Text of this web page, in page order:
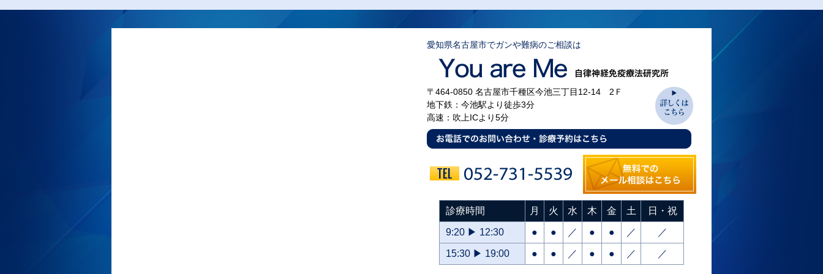
愛知県名古屋市でガンや難病のご相談は
〒464-0850 名古屋市千種区今池三丁目12-14 2Ｆ
地下鉄：今池駅より徒歩3分
高速：吹上ICより5分
診療時間 月 火 水 木 金 土 日・祝
9:20 ▶ 12:30 ● ● ／ ● ● ／ ／
15:30 ▶ 19:00 ● ● ／ ● ● ／ ／